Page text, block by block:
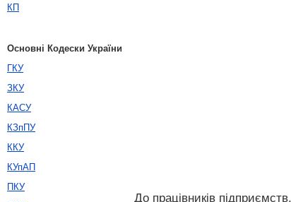
До працівників
КП
Основні Кодески України
ГКУ
ЗКУ
КАСУ
КЗпПУ
ККУ
КУпАП
ПКУ